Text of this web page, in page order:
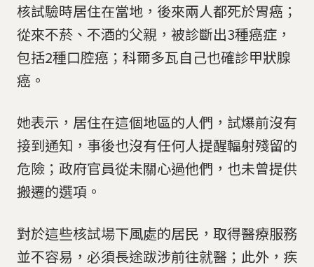
核試驗時居住在當地，後來兩人都死於胃癌；
從來不菸、不酒的父親，被診斷出3種癌症，
包括2種口腔癌；科爾多瓦自己也確診甲狀腺
癌。
她表示，居住在這個地區的人們，試爆前沒有
接到通知，事後也沒有任何人提醒輻射殘留的
危險；政府官員從未關心過他們，也未曾提供
搬遷的選項。
對於這些核試場下風處的居民，取得醫療服務
並不容易，必須長途跋涉前往就醫；此外，疾